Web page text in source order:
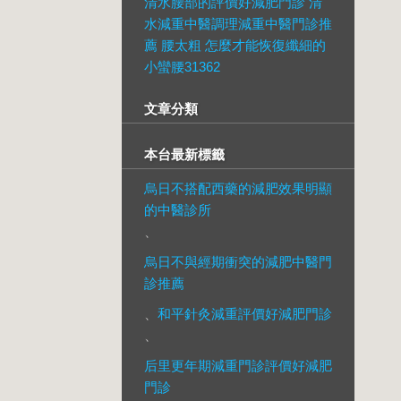
水減重中醫調理減重中醫門診推
薦 腰太粗 怎麼才能恢復纖細的
小蠻腰31362
文章分類
本台最新標籤
烏日不搭配西藥的減肥效果明顯
的中醫診所
烏日不與經期衝突的減肥中醫門
診推薦
和平針灸減重評價好減肥門診
后里更年期減重門診評價好減肥
門診